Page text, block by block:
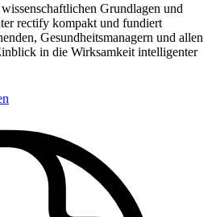
Grundlagen und
rectify kompakt und fundiert
Gesundheitsmanagern und allen
in die Wirksamkeit intelligenter